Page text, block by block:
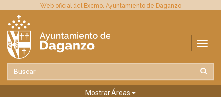
Web oficial del Excmo. Ayuntamiento de Daganzo
Mostrar Áreas